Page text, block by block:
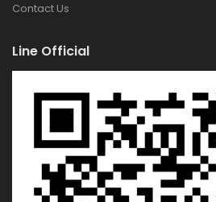
Contact Us
Line Official